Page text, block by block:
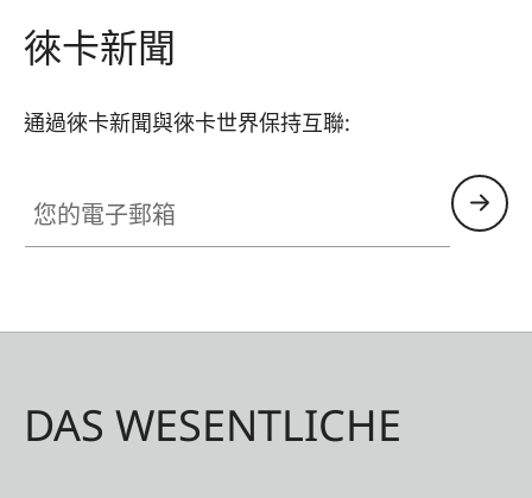
徠卡新聞
通過徠卡新聞與徠卡世界保持互聯:
DAS WESENTLICHE